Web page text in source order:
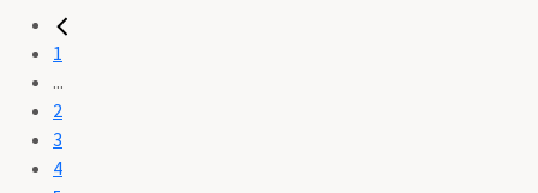
1
...
2
3
4